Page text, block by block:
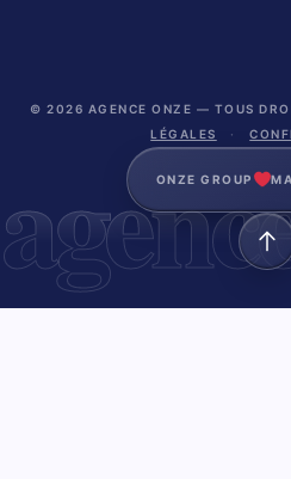
© 2026 AGENCE ONZE — TOUS
LÉGALES
·
ONZE GROUP